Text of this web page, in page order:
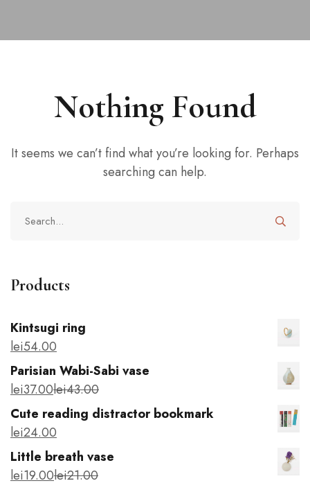
Nothing Found
It seems we can’t find what you’re looking for. Perhaps
searching can help.
Products
Kintsugi ring
lei54.00
Parisian Wabi-Sabi vase
lei37.00lei43.00
Cute reading distractor bookmark
lei24.00
Little breath vase
lei19.00lei21.00